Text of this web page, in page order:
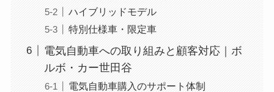
ハイブリッドモデル
特別仕様車・限定車
電気自動車への取り組みと顧客対応｜ボ
ルボ・カー世田谷
電気自動車購入のサポート体制